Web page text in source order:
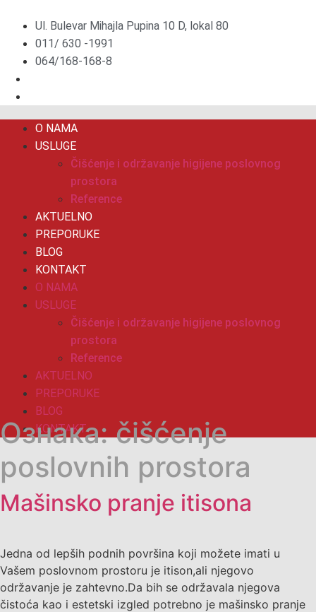
садржај
Ul. Bulevar Mihajla Pupina 10 D, lokal 80
011/ 630 -1991
064/168-168-8
O NAMA
USLUGE
Čišćenje i održavanje higijene poslovnog
prostora
Reference
AKTUELNO
PREPORUKE
BLOG
KONTAKT
O NAMA
USLUGE
Čišćenje i održavanje higijene poslovnog
prostora
Reference
AKTUELNO
PREPORUKE
BLOG
KONTAKT
Ознака:čišćenje
poslovnih prostora
Mašinsko pranje itisona
Jedna od lepših podnih površina koji možete imati u
Vašem poslovnom prostoru je itison,ali njegovo
održavanje je zahtevno.Da bih se održavala njegova
čistoća kao i estetski izgled potrebno je mašinsko pranje